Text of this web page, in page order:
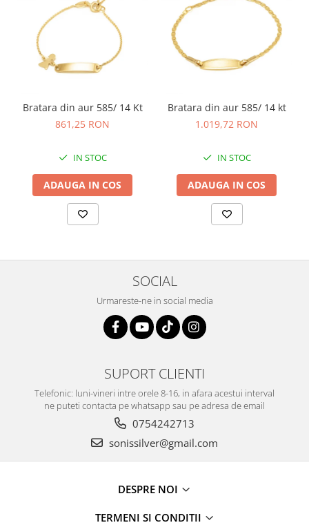
Bratara din aur 585/ 14 Kt
861,25 RON
IN STOC
ADAUGA IN COS
Bratara din aur 585/ 14 kt
1.019,72 RON
IN STOC
ADAUGA IN COS
SOCIAL
Urmareste-ne in social media
SUPORT CLIENTI
Telefonic: luni-vineri intre orele 8-16, in afara acestui interval
ne puteti contacta pe whatsapp sau pe adresa de email
0754242713
sonissilver@gmail.com
DESPRE NOI
TERMENI SI CONDITII